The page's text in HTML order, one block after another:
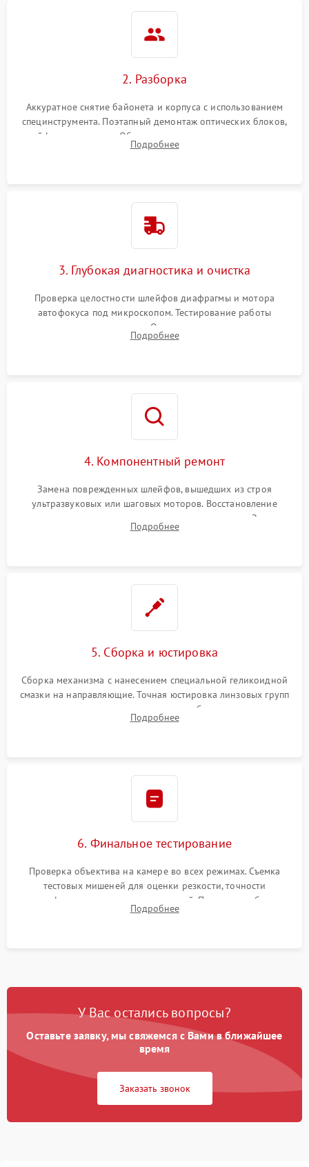
2. Разборка
Аккуратное снятие байонета и корпуса с использованием
специнструмента. Поэтапный демонтаж оптических блоков,
шлейфов и приводов. Обязательная маркировка положения
линзовых групп для сохранения заводской центровки при
Подробнее
3. Глубокая диагностика и очистка
Проверка целостности шлейфов диафрагмы и мотора
автофокуса под микроскопом. Тестирование работы
электромагнитного привода. Очистка оптических элементов
от пыли, следов влаги и грибка спецрастворами без
Подробнее
4. Компонентный ремонт
Замена поврежденных шлейфов, вышедших из строя
ультразвуковых или шаговых моторов. Восстановление
геометрии направляющих при заклинивании зума. Замена
неисправного блока диафрагмы, датчиков положения или
Подробнее
5. Сборка и юстировка
Сборка механизма с нанесением специальной геликоидной
смазки на направляющие. Точная юстировка линзовых групп
программным или механическим способом для устранения
бэк
Подробнее
6. Финальное тестирование
Проверка объектива на камере во всех режимах. Съемка
тестовых мишеней для оценки резкости, точности
автофокуса и отсутствия искажений. Проверка работы
диафрагмы на закрытых значениях и тестирование
Подробнее
У Вас остались вопросы?
Оставьте заявку, мы свяжемся с Вами в ближайшее
время
Заказать звонок